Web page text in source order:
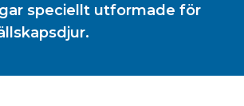
speciellt utformade för